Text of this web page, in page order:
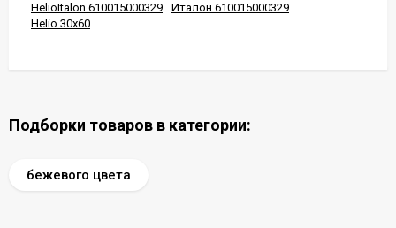
HelioItalon 610015000329
Италон 610015000329
Helio 30x60
Подборки товаров в категории:
бежевого цвета